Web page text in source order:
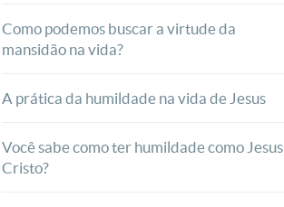
Como podemos buscar a virtude da
mansidão na vida?
A prática da humildade na vida de Jesus
Você sabe como ter humildade como Jesus
Cristo?